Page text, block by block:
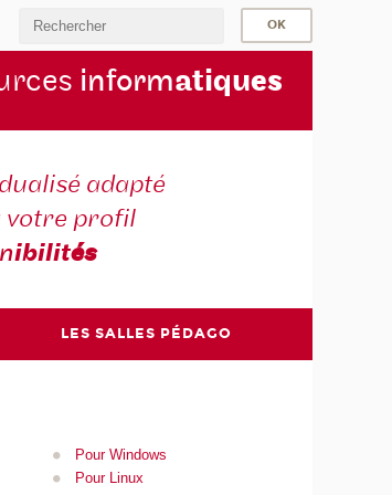
informatiques
adapté
votre profil
ibilités
LES SALLES PÉDAGO
Pour Windows
Pour Linux